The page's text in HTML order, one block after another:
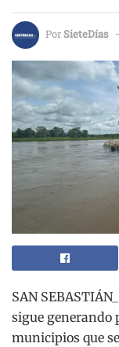
PorSieteDías
SAN
sigue generando
municipios que